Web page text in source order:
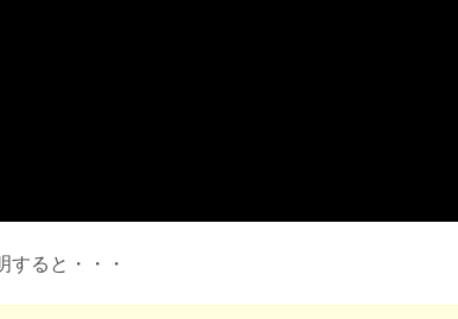
すると・・・